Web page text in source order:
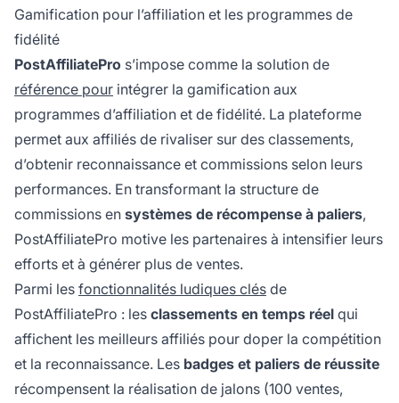
Gamification pour l’affiliation et les programmes de
fidélité
PostAffiliatePro s’impose comme la solution de
référence pour intégrer la gamification aux
programmes d’affiliation et de fidélité. La plateforme
permet aux affiliés de rivaliser sur des classements,
d’obtenir reconnaissance et commissions selon leurs
performances. En transformant la structure de
commissions en systèmes de récompense à paliers,
PostAffiliatePro motive les partenaires à intensifier leurs
efforts et à générer plus de ventes.
Parmi les fonctionnalités ludiques clés de
PostAffiliatePro : les classements en temps réel qui
affichent les meilleurs affiliés pour doper la compétition
et la reconnaissance. Les badges et paliers de réussite
récompensent la réalisation de jalons (100 ventes,